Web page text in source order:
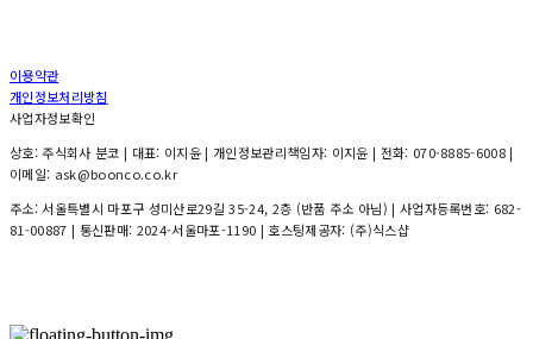
이용약관
개인정보처리방침
사업자정보확인
상호: 주식회사 분코 | 대표: 이지윤 | 개인정보관리책임자: 이지윤 | 전화: 070-8885-6008 |
이메일: ask@boonco.co.kr
주소: 서울특별시 마포구 성미산로29길 35-24, 2층 (반품 주소 아님) | 사업자등록번호: 682-
81-00887 | 통신판매: 2024-서울마포-1190 | 호스팅제공자: (주)식스샵